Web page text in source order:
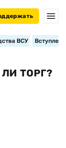
ВСУ
ТОРГ?